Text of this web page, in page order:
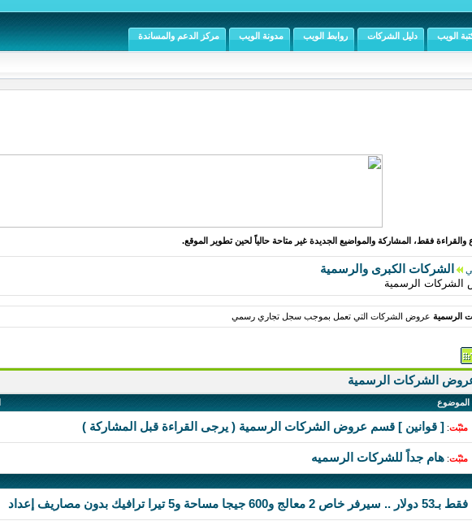
الويب دليل الشركات روابط الويب مدونة الويب مركز الدعم والمساندة
والقراءة فقط، المشاركة والمواضيع الجديدة غير متاحة حالياً لحين تطوير الموقع.
الشركات الكبرى والرسمية
الرسمية
الرسمية عروض الشركات التي تعمل بموجب سجل تجاري رسمي
الشركات الرسمية
الموضوع
مثبّت: [ قوانين ] قسم عروض الشركات الرسمية ( يرجى القراءة قبل المشاركة )
مثبّت: هام جداً للشركات الرسميه
فقط بـ53 دولار .. سيرفر خاص 2 معالج و600 جيجا مساحة و5 تيرا ترافيك بدون مصاريف إعداد